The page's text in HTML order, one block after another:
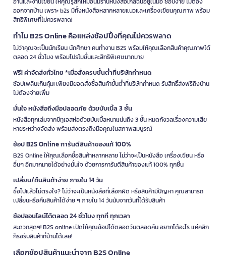
ออกจากบ้าน เพราะ b2s มีทั้งหนังสือหลากหลายแนวและเครื่องเขียนคุณภาพ พร้อม
สิทธิพิเศษที่ไม่ควรพลาด!
ทำไม B2S Online คือแหล่งช้อปปิ้งที่คุณไม่ควรพลาด
ไม่ว่าคุณจะเป็นนักเรียน นักศึกษา คนทำงาน B2S พร้อมให้คุณเลือกสินค้าคุณภาพได้
ตลอด 24 ชั่วโมง พร้อมโปรโมชั่นและสิทธิพิเศษมากมาย
ฟรี! ค่าจัดส่งทั่วไทย *เมื่อสั่งครบขั้นต่ำที่บริษัทกำหนด
ช้อปเพลินเกินคุ้ม! เพียงมียอดสั่งซื้อสินค้าขั้นต่ำที่บริษัทกำหนด รับสิทธิ์ส่งฟรีถึงบ้าน
ไม่ต้องจ่ายเพิ่ม
มั่นใจ หนังสือถึงมือปลอดภัย ด้วยบับเบิ้ล 3 ชั้น
หนังสือทุกเล่มจากบีทูเอสห่อด้วยบับเบิ้ลหนาแน่นถึง 3 ชั้น หมดกังวลเรื่องความเสีย
หายระหว่างจัดส่ง พร้อมส่งตรงถึงมือคุณในสภาพสมบูรณ์
ช้อป B2S Online การันตีสินค้าของแท้ 100%
B2S Online ให้คุณเลือกซื้อสินค้าหลากหลาย ไม่ว่าจะเป็นหนังสือ เครื่องเขียน หรือ
อื่นๆ อีกมากมายได้อย่างมั่นใจ ด้วยการการันตีสินค้าของแท้ 100% ทุกชิ้น
เปลี่ยน/คืนสินค้าง่าย ภายใน 14 วัน
ซื้อไปแล้วไม่ตรงใจ? ไม่ว่าจะเป็นหนังสือที่เลือกผิด หรือสินค้ามีปัญหา คุณสามารถ
เปลี่ยนหรือคืนสินค้าได้ง่าย ๆ ภายใน 14 วันนับจากวันที่ได้รับสินค้า
ช้อปออนไลน์ได้ตลอด 24 ชั่วโมง ทุกที่ ทุกเวลา
สะดวกสุดๆ! B2S online เปิดให้คุณช้อปได้ตลอดวันตลอดคืน อยากได้อะไร แค่คลิก
ก็รอรับสินค้าที่บ้านได้เลย!
เลือกช้อปสินค้าแนะนำจาก B2S Online